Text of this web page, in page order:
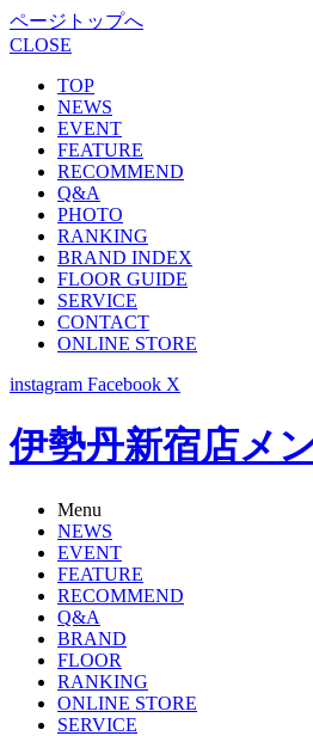
ページトップへ
CLOSE
TOP
NEWS
EVENT
FEATURE
RECOMMEND
Q&A
PHOTO
RANKING
BRAND INDEX
FLOOR GUIDE
SERVICE
CONTACT
ONLINE STORE
instagram Facebook X
伊勢丹新宿店メ
Menu
NEWS
EVENT
FEATURE
RECOMMEND
Q&A
BRAND
FLOOR
RANKING
ONLINE STORE
SERVICE